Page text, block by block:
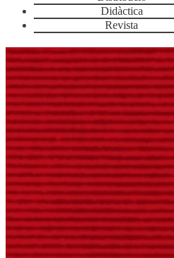
Didàctica
Revista